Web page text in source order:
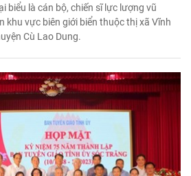
biểu là cán bộ, chiến sĩ lực lượng vũ
khu vực biên giới biển thuộc thị xã Vĩnh
Cù Lao Dung.